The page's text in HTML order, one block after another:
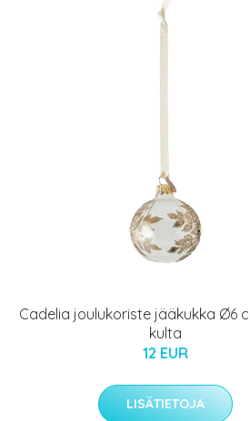
Cadelia joulukoriste jääkukka Ø6
kulta
12 EUR
LISÄTIETOJA